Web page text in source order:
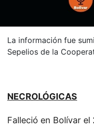
La información fue
Sepelios de la
NECROLÓGICAS
Falleció en Bolívar